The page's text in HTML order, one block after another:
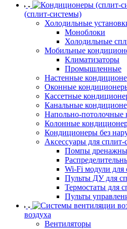
(сплит-системы)
Холодильные
Моноблоки
Холодильные
Мобильные
Климатизаторы
Промышленные
Настенные
Оконные
Кассетные
Канальные
Напольно-потолочные
Колонные
Кондиционеры без
Аксессуары для сплит-
Помпы
Wi-Fi модули для
Пульты ДУ для
Термостаты для
Пульты
воздуха
Вентиляторы